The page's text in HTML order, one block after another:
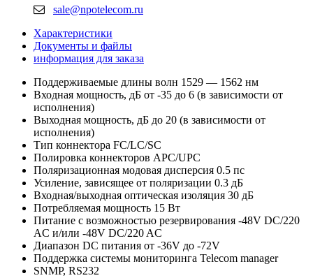
sale@npotelecom.ru
Характеристики
Документы и файлы
информация для заказа
Поддерживаемые длины волн 1529 — 1562 нм
Входная мощность, дБ от -35 до 6 (в зависимости от
исполнения)
Выходная мощность, дБ до 20 (в зависимости от
исполнения)
Тип коннектора FC/LC/SC
Полировка коннекторов APC/UPC
Поляризационная модовая дисперсия 0.5 пс
Усиление, зависящее от поляризации 0.3 дБ
Входная/выходная оптическая изоляция 30 дБ
Потребляемая мощность 15 Вт
Питание с возможностью резервирования -48V DC/220
AC и/или -48V DC/220 AC
Диапазон DC питания от -36V до -72V
Поддержка системы мониторинга Telecom manager
SNMP, RS232